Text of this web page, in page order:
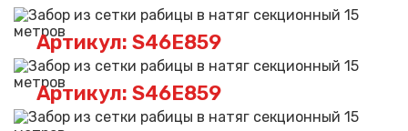
Артикул: S46E859
Артикул: S46E859